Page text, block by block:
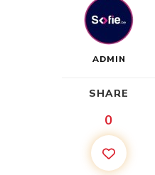
ADMIN
SHARE
0